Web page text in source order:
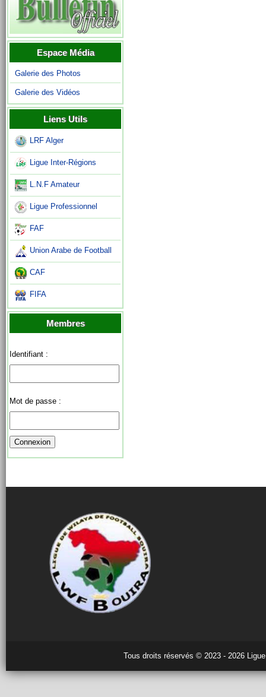
Espace Média
Galerie des Photos
Galerie des Vidéos
Liens Utils
LRF Alger
Ligue Inter-Régions
L.N.F Amateur
Ligue Professionnel
FAF
Union Arabe de Football
CAF
FIFA
Membres
Identifiant :
Mot de passe :
Tous droits réservés © 2023 - 2026